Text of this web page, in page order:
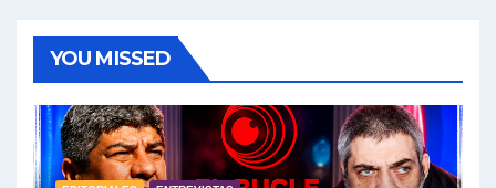
Raúl Timerman: sobre la defensa de los Senadores de JxC al acuerdo con el FMI - Raúl Timerman con Jorge Gres
Roberto Salvarezza: debate sobre las vacunas - Roberto Salvarezza con Jorge Gres
YOU MISSED